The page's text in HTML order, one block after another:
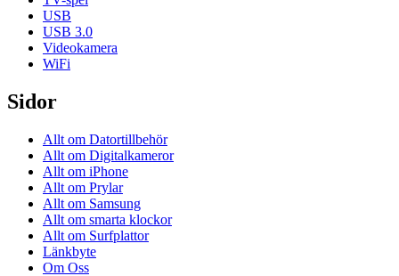
USB
USB 3.0
Videokamera
WiFi
Sidor
Allt om Datortillbehör
Allt om Digitalkameror
Allt om iPhone
Allt om Prylar
Allt om Samsung
Allt om smarta klockor
Allt om Surfplattor
Länkbyte
Om Oss